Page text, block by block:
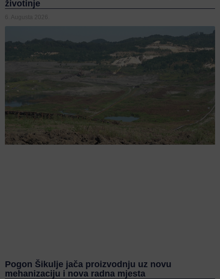
životinje
6. Augusta 2026.
Pogon Šikulje jača proizvodnju uz novu
mehanizaciju i nova radna mjesta